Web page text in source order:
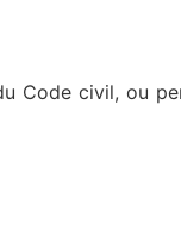
Code civil, ou